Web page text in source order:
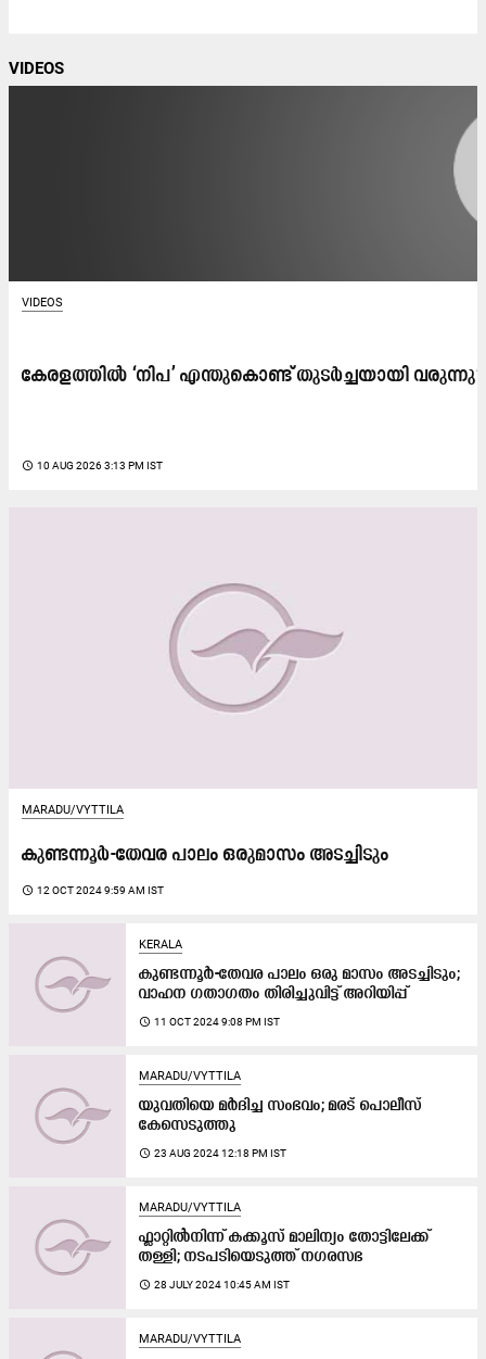
VIDEOS
VIDEOS
കേരളത്തിൽ ‘നിപ’ എന്തുകൊണ്ട് തുടർച്ചയായി വരുന്നു​?
access_time 10 AUG 2026 3:13 PM IST
MARADU/VYTTILA
കുണ്ടന്നൂർ-തേവര പാലം ഒരുമാസം അടച്ചിടും
access_time 12 OCT 2024 9:59 AM IST
KERALA
കുണ്ടന്നൂർ-തേവര പാലം ഒരു മാസം അടച്ചിടും;
വാഹന ഗതാഗതം തിരിച്ചുവിട്ട് അറിയിപ്പ്
access_time 11 OCT 2024 9:08 PM IST
MARADU/VYTTILA
യുവതിയെ മർദിച്ച സംഭവം; മരട് പൊലീസ്
കേസെടുത്തു
access_time 23 AUG 2024 12:18 PM IST
MARADU/VYTTILA
ഫ്ലാറ്റിൽനിന്ന് കക്കൂസ് മാലിന്യം തോട്ടിലേക്ക്
തള്ളി; നടപടിയെടുത്ത്​ നഗരസഭ
access_time 28 JULY 2024 10:45 AM IST
MARADU/VYTTILA